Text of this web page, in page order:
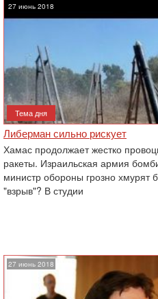
27 июнь 2018
Тема дня
Либерман сильно рискует
Хамас продолжает жестко
ракеты. Израильская армия
министр обороны грозно хмурят
"взрыв"? В студии
27 июнь 2018